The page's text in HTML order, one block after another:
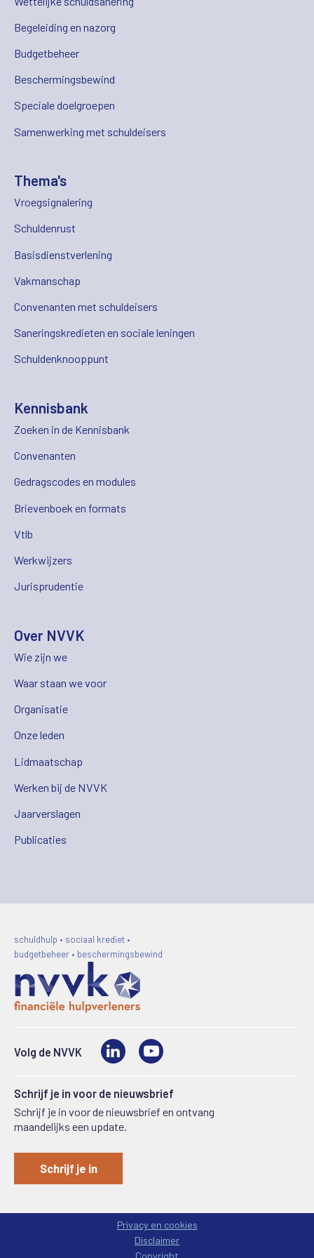
Begeleiding en nazorg
Budgetbeheer
Beschermingsbewind
Speciale doelgroepen
Samenwerking met schuldeisers
Thema's
Vroegsignalering
Schuldenrust
Basisdienstverlening
Vakmanschap
Convenanten met schuldeisers
Saneringskredieten en sociale leningen
Schuldenknooppunt
Kennisbank
Zoeken in de Kennisbank
Convenanten
Gedragscodes en modules
Brievenboek en formats
Vtlb
Werkwijzers
Jurisprudentie
Over NVVK
Wie zijn we
Waar staan we voor
Organisatie
Onze leden
Lidmaatschap
Werken bij de NVVK
Jaarverslagen
Publicaties
schuldhulp • sociaal krediet •
budgetbeheer • beschermingsbewind
Volg de NVVK LinkedIn
Schrijf je in voor de nieuwsbrief
Schrijf je in voor de nieuwsbrief en ontvang
maandelijks een update.
Schrijf je in
Privacy en cookies
Disclaimer
Copyright